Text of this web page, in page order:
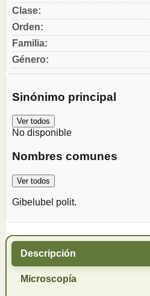
Clase:
Orden:
Familia:
Género:
Sinónimo principal
Ver todos
No disponible
Nombres comunes
Ver todos
Gibelubel polit.
Descripción
Microscopía